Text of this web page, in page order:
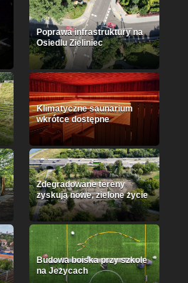
Poprawa infrastruktury na
Osiedlu Zieliniec
Klimatyczne saunarium
wkrótce dostępne
Zdegradowane tereny
zyskują nowe, zielone życie
Budowa boiska przy szkole
na Jeżycach